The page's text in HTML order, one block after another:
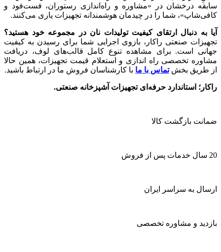
سابقه درخشان در «مشاوره و راه‌اندازی رستوران، فست‌فود و
کافی‌شاپ»، شما را در چیدمان هوشمندانه تجهیزات یاری می‌کنند.
آیا به دنبال ارتقای کیفیت تولیدات نان در مجموعه خود هستید؟
تجهیزات صنعتی راکار، بازوی اجرایی شما برای رسیدن به کیفیت
جهانی است. برای مشاهده تنوع کامل قالب‌های لوف، دریافت
مشاوره تخصصی راه اندازی و استعلام قیمت تجهیزات، همین حالا
از طریق بخشتماس با ما با کارشناسان فروش ما در ارتباط باشید.
راکار؛ استاندارد حرفه‌ای تجهیزات آشپزخانه صنعتی.
ضمانت بازگشت کالا
20 سال خدمات پس از فروش
ارسال به سراسر ایران
بازدید و مشاوره تخصصی